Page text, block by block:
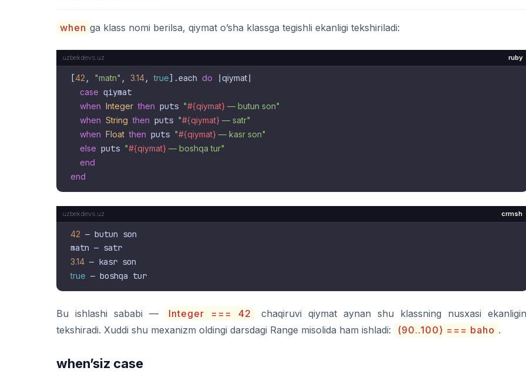
when ga klass nomi berilsa, qiymat o’sha klassga tegishli ekanligi tekshiriladi:
ruby
[42 , "matn" , 3.14, true].each do |qiymat |
case qiymat
when Integer then puts "#{qiymat} — butun son"
when String then puts "#{qiymat} — satr"
when Float then puts "#{qiymat} — kasr son"
else puts "#{qiymat} — boshqa tur"
end
end
crmsh
42 — butun son
3.14
true
Bu ishlashi sababi — Integer === 42
chaqiruvi qiymat aynan shu klassning nusxasi
tekshiradi. Xuddi shu mexanizm oldingi darsdagi Range misolida ham ishladi:
(90..100) === baho .
when’siz case